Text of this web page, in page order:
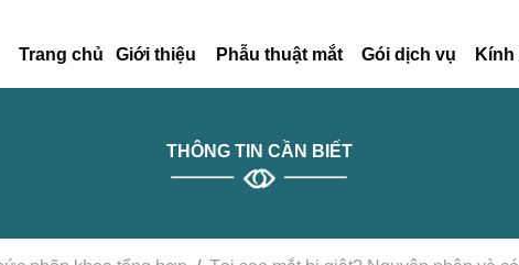
Trang chủ Giới thiệu Phẫu thuật mắt Gói dịch vụ Kính
THÔNG TIN CẦN BIẾT